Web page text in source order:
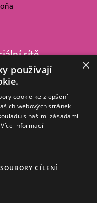
sítě
práva vyhrazena.
údajů
×
používají
cookie ke zlepšení
webových stránek
s našimi zásadami
Více informací
SOUBORY CÍLENÍ